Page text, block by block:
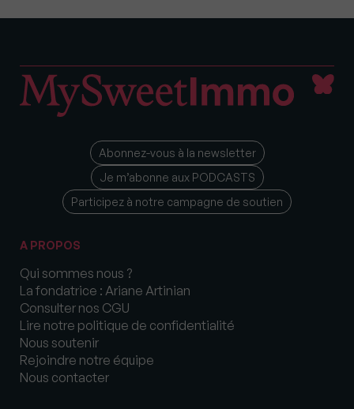
Abonnez-vous à la newsletter
Je m’abonne aux PODCASTS
Participez à notre campagne de soutien
A PROPOS
Qui sommes nous ?
La fondatrice : Ariane Artinian
Consulter nos CGU
Lire notre politique de confidentialité
Nous soutenir
Rejoindre notre équipe
Nous contacter